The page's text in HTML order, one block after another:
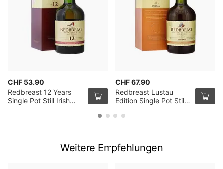
CHF 53.90
Redbreast 12 Years
Single Pot Still Irish
CHF 67.90
Redbreast Lustau
Edition Single Pot Still
Weitere Empfehlungen